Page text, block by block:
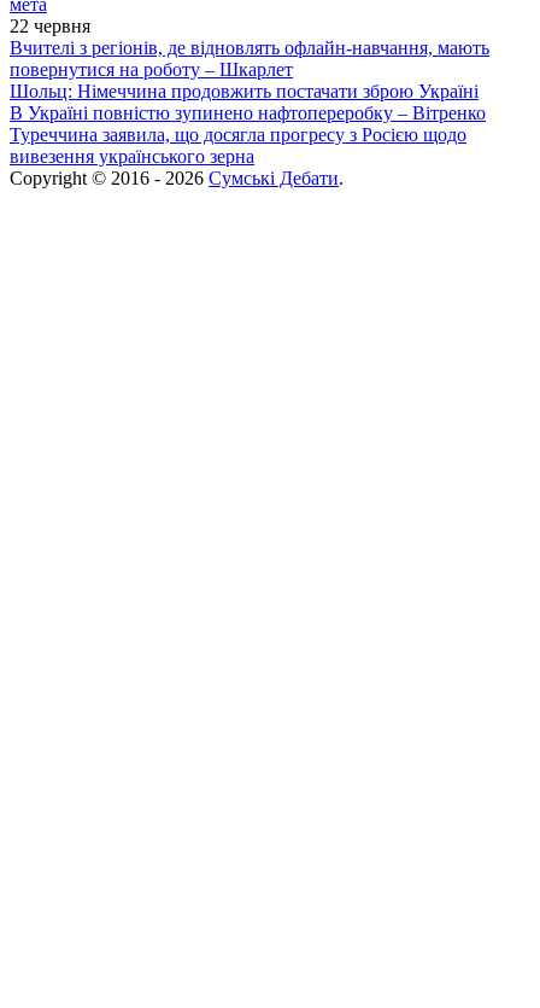
мета
22 червня
Вчителі з регіонів, де відновлять офлайн-навчання, мають
повернутися на роботу – Шкарлет
Шольц: Німеччина продовжить постачати зброю Україні
В Україні повністю зупинено нафтопереробку – Вітренко
Туреччина заявила, що досягла прогресу з Росією щодо
вивезення українського зерна
Copyright © 2016 - 2026 Сумські Дебати.